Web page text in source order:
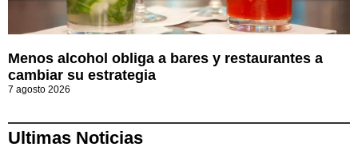
Menos alcohol obliga a bares y restaurantes a
cambiar su estrategia
7 agosto 2026
Ultimas Noticias